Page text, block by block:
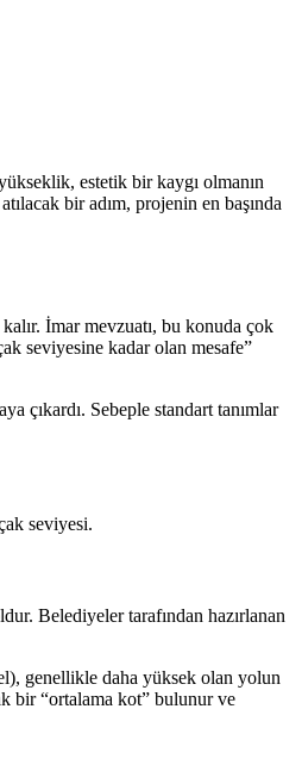
estetik bir kaygı olmanın
bir adım, projenin en başında
İmar mevzuatı, bu konuda çok
seviyesine kadar olan mesafe”
çıkardı. Sebeple standart tanımlar
seviyesi.
Belediyeler tarafından hazırlanan
genellikle daha yüksek olan yolun
bir “ortalama kot” bulunur ve